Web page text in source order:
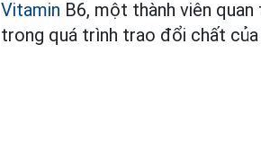
Vitamin B6, một thành viên
trong quá trình trao đổi chất